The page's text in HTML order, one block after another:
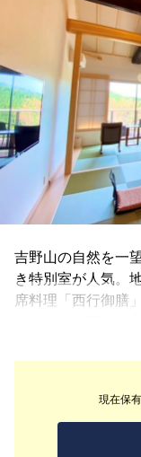
現在保
吉野山の自然を一
き特別室が人気。
席料理「西行御膳
シンボルで観光の
で徒歩約5分、「
と、観光拠点とし